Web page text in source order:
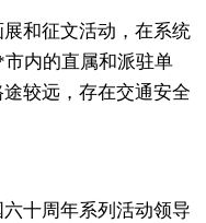
和征文活动，在系统
内的直属和派驻单
较远，存在交通安全
十周年系列活动领导